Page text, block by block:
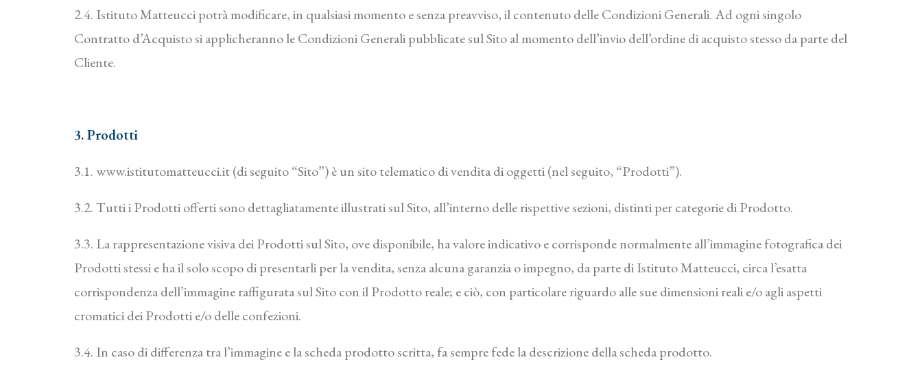
2.4. Istituto Matteucci potrà modificare, in qualsiasi momento e senza preavviso, il contenuto delle Condizioni Generali. Ad ogni singolo
Contratto d’Acquisto si applicheranno le Condizioni Generali pubblicate sul Sito al momento dell’invio dell’ordine di acquisto stesso da parte del
Cliente.
3. Prodotti
3.1. www.istitutomatteucci.it (di seguito “Sito”) è un sito telematico di vendita di oggetti (nel seguito, “Prodotti”).
3.2. Tutti i Prodotti offerti sono dettagliatamente illustrati sul Sito, all’interno delle rispettive sezioni, distinti per categorie di Prodotto.
3.3. La rappresentazione visiva dei Prodotti sul Sito, ove disponibile, ha valore indicativo e corrisponde normalmente all’immagine fotografica dei
Prodotti stessi e ha il solo scopo di presentarli per la vendita, senza alcuna garanzia o impegno, da parte di Istituto Matteucci, circa l’esatta
corrispondenza dell’immagine raffigurata sul Sito con il Prodotto reale; e ciò, con particolare riguardo alle sue dimensioni reali e/o agli aspetti
cromatici dei Prodotti e/o delle confezioni.
3.4. In caso di differenza tra l’immagine e la scheda prodotto scritta, fa sempre fede la descrizione della scheda prodotto.